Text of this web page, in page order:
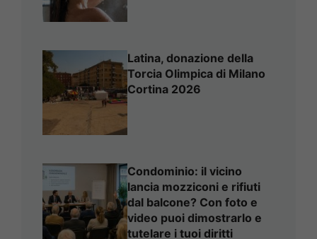
Latina, donazione della
Torcia Olimpica di Milano
Cortina 2026
Condominio: il vicino
lancia mozziconi e rifiuti
dal balcone? Con foto e
video puoi dimostrarlo e
tutelare i tuoi diritti